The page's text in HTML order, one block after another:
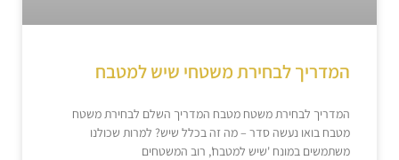
המדריך לבחירת משטחי שיש למטבח
המדריך לבחירת משטח מטבח המדריך השלם לבחירת משטח
מטבח בואו נעשה סדר – מה זה בכלל שיש? למרות שכולנו
משתמשים במונח 'שיש למטבח', רוב המשטחים